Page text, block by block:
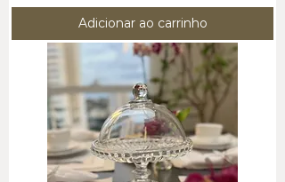
Adicionar ao carrinho